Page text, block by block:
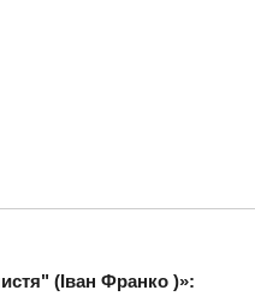
(Іван Франко )»: